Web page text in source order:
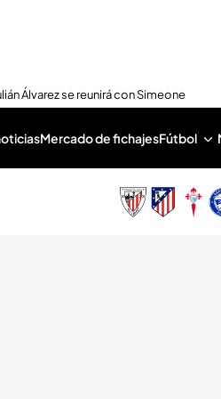
Álvarez se reunirá con Simeone
Mercado de fichajesFútbol